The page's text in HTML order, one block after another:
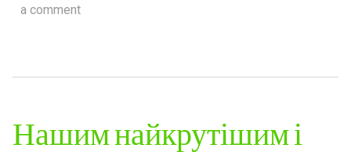
a comment
Нашим найкрутішим і